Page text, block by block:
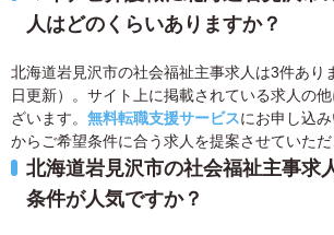
人はどのくらいありますか？
北海道岩見沢市の社会福祉主事求人は3件あり
日更新）。サイト上に掲載されている求人の
ざいます。 無料転職支援サービスにお申し込
からご希望条件に合う求人を提案させていただ
北海道岩見沢市の社会福祉主事求
条件が人気ですか？